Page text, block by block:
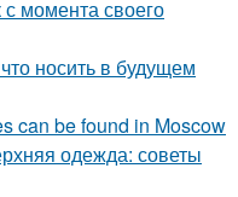
момента своего
носить в будущем
can be found in Moscow
одежда: советы